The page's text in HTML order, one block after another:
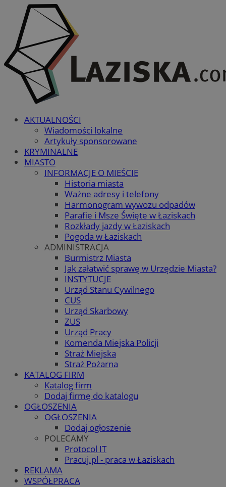
AKTUALNOŚCI
Wiadomości lokalne
Artykuły sponsorowane
KRYMINALNE
MIASTO
INFORMACJE O MIEŚCIE
Historia miasta
Ważne adresy i telefony
Harmonogram wywozu odpadów
Parafie i Msze Święte w Łaziskach
Rozkłady jazdy w Łaziskach
Pogoda w Łaziskach
ADMINISTRACJA
Burmistrz Miasta
Jak załatwić sprawę w Urzędzie Miasta?
INSTYTUCJE
Urząd Stanu Cywilnego
CUS
Urząd Skarbowy
ZUS
Urząd Pracy
Komenda Miejska Policji
Straż Miejska
Straż Pożarna
KATALOG FIRM
Katalog firm
Dodaj firmę do katalogu
OGŁOSZENIA
OGŁOSZENIA
Dodaj ogłoszenie
POLECAMY
Protocol IT
Pracuj.pl - praca w Łaziskach
REKLAMA
WSPÓŁPRACA